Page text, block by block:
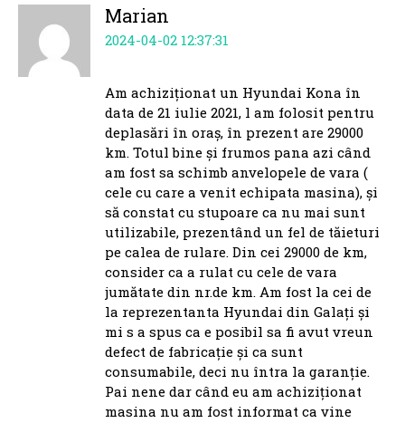
Marian
2024-04-02 12:37:31
Am achiziționat un Hyundai Kona în
data de 21 iulie 2021, l am folosit pentru
deplasări în oraș, în prezent are 29000
km. Totul bine și frumos pana azi când
am fost sa schimb anvelopele de vara (
cele cu care a venit echipata masina), și
să constat cu stupoare ca nu mai sunt
utilizabile, prezentând un fel de tăieturi
pe calea de rulare. Din cei 29000 de km,
consider ca a rulat cu cele de vara
jumătate din nr.de km. Am fost la cei de
la reprezentanta Hyundai din Galați și
mi s a spus ca e posibil sa fi avut vreun
defect de fabricație și ca sunt
consumabile, deci nu întra la garanție.
Pai nene dar când eu am achiziționat
masina nu am fost informat ca vine